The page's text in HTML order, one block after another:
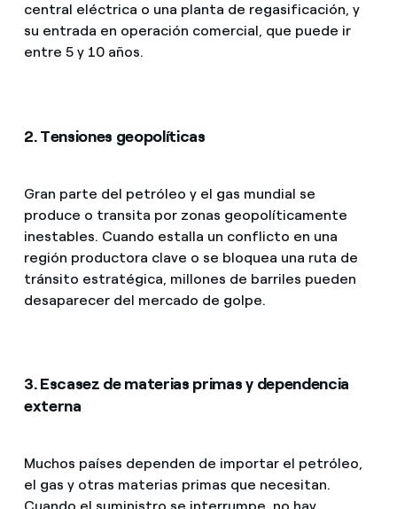
central eléctrica o una planta de regasificación, y
su entrada en operación comercial, que puede ir
entre 5 y 10 años.
2. Tensiones geopolíticas
Gran parte del petróleo y el gas mundial se
produce o transita por zonas geopolíticamente
inestables. Cuando estalla un conflicto en una
región productora clave o se bloquea una ruta de
tránsito estratégica, millones de barriles pueden
desaparecer del mercado de golpe.
3. Escasez de materias primas y dependencia
externa
Muchos países dependen de importar el petróleo,
el gas y otras materias primas que necesitan.